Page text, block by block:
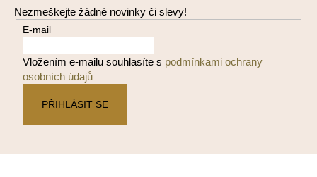
Nezmeškejte žádné novinky či slevy!
E-mail
Vložením e-mailu souhlasíte s podmínkami ochrany
osobních údajů
PŘIHLÁSIT SE